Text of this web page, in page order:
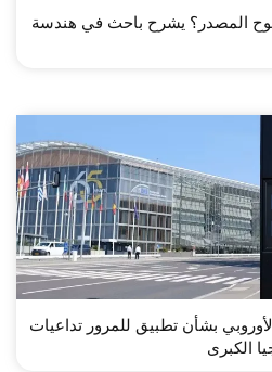
المصدر؟ يشرح باحث في هندسة
بشأن تطبيق للمرور تداعيات
الكبرى